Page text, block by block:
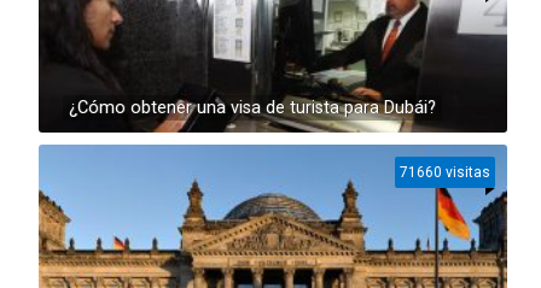
¿Cómo obtener una visa de turista para Dubái?
71660 visitas